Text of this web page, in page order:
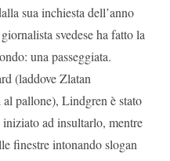
sua inchiesta dell’anno
svedese ha fatto la
una passeggiata.
(laddove Zlatan
pallone), Lindgren è stato
ad insultarlo, mentre
finestre intonando slogan